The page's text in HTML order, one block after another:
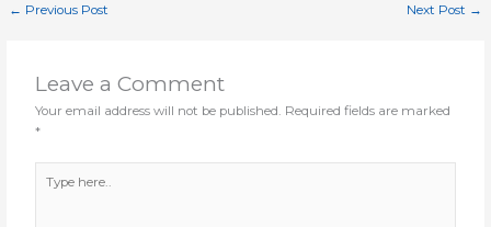
← Previous Post Next Post →
Leave a Comment
Your email address will not be published. Required fields are marked
*
here..